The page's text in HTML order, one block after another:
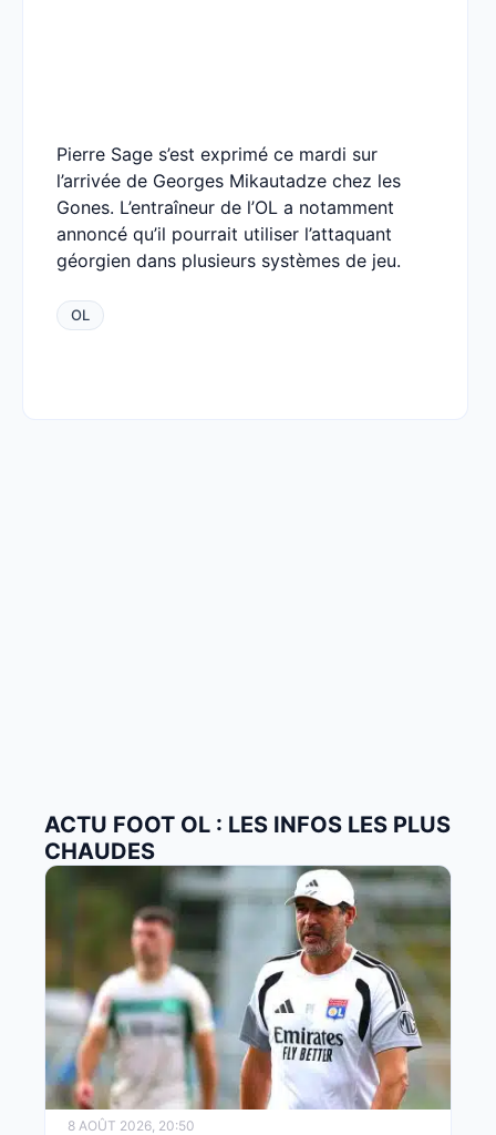
Pierre Sage s’est exprimé ce mardi sur
l’arrivée de Georges Mikautadze chez les
Gones. L’entraîneur de l’OL a notamment
annoncé qu’il pourrait utiliser l’attaquant
géorgien dans plusieurs systèmes de jeu.
OL
ACTU FOOT OL : LES INFOS LES PLUS
CHAUDES
8 AOÛT 2026, 20:50